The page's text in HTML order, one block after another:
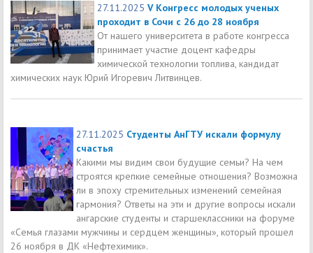
27.11.2025 V Конгресс молодых ученых
проходит в Сочи с 26 до 28 ноября
От нашего университета в работе конгресса
принимает участие доцент кафедры
химической технологии топлива, кандидат
химических наук Юрий Игоревич Литвинцев.
27.11.2025 Студенты АнГТУ искали формулу
счастья
Какими мы видим свои будущие семьи? На чем
строятся крепкие семейные отношения? Возможна
ли в эпоху стремительных изменений семейная
гармония? Ответы на эти и другие вопросы искали
ангарские студенты и старшеклассники на форуме
«Семья глазами мужчины и сердцем женщины», который прошел
26 ноября в ДК «Нефтехимик».